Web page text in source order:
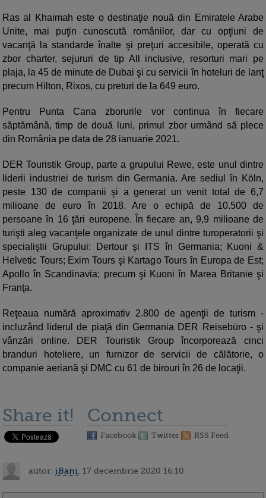
Ras al Khaimah este o destinaţie nouă din Emiratele Arabe
Unite, mai puţin cunoscută românilor, dar cu opţiuni de
vacanţă la standarde înalte şi preţuri accesibile, operată cu
zbor charter, sejururi de tip All inclusive, resorturi mari pe
plaja, la 45 de minute de Dubai şi cu servicii în hoteluri de lanţ
precum Hilton, Rixos, cu preturi de la 649 euro.
Pentru Punta Cana zborurile vor continua în fiecare
săptămână, timp de două luni, primul zbor urmând să plece
din România pe data de 28 ianuarie 2021.
DER Touristik Group, parte a grupului Rewe, este unul dintre
liderii industriei de turism din Germania. Are sediul în Köln,
peste 130 de companii şi a generat un venit total de 6,7
milioane de euro în 2018. Are o echipă de 10.500 de
persoane în 16 ţări europene. În fiecare an, 9,9 milioane de
turişti aleg vacanţele organizate de unul dintre turoperatorii şi
specialiştii Grupului: Dertour şi ITS în Germania; Kuoni &
Helvetic Tours; Exim Tours şi Kartago Tours în Europa de Est;
Apollo în Scandinavia; precum şi Kuoni în Marea Britanie şi
Franţa.
Reţeaua numără aproximativ 2.800 de agenţii de turism -
incluzând liderul de piaţă din Germania DER Reisebüro - şi
vânzări online. DER Touristik Group încorporează cinci
branduri hoteliere, un furnizor de servicii de călătorie, o
companie aeriană şi DMC cu 61 de birouri în 26 de locaţii.
Share it! Connect
Facebook Twitter RSS Feed
autor: iBani , 17 decembrie 2020 16:10